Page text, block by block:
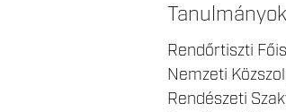
Rendőrtiszti
Nemzeti
Rendészeti